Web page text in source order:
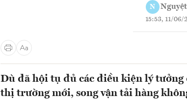
N
15:53, 11/06/
Dù đã hội tụ đủ các điều kiện lý
thị trường mới, song vận tải hàng